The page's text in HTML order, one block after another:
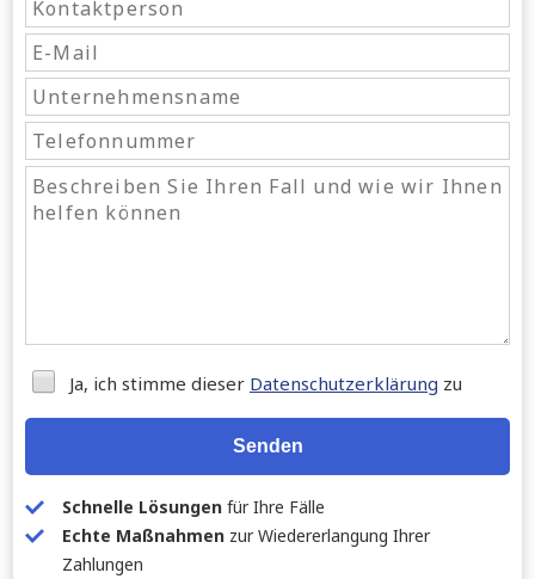
Ja, ich stimme dieser Datenschutzerklärung zu
Senden
Schnelle Lösungen für Ihre Fälle
Echte Maßnahmen zur Wiedererlangung Ihrer
Zahlungen